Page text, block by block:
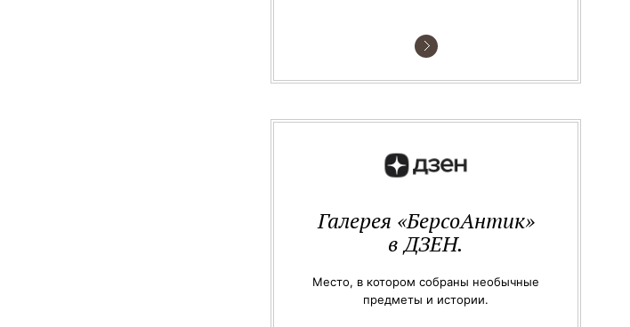
Галерея «БерсоАнтик»
в ДЗЕН.
Место, в котором собраны необычные
предметы и истории.